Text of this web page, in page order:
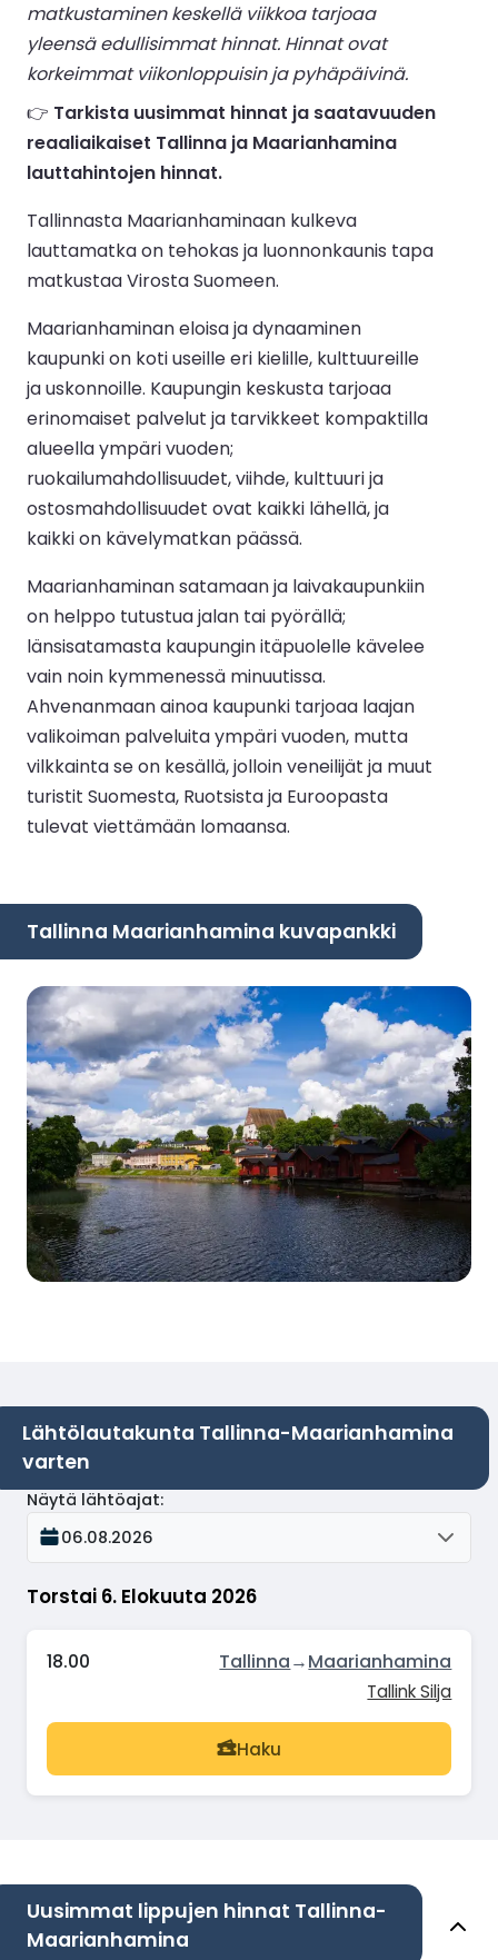
matkustaminen keskellä viikkoa tarjoaa
yleensä edullisimmat hinnat. Hinnat ovat
korkeimmat viikonloppuisin ja pyhäpäivinä.
👉 Tarkista uusimmat hinnat ja saatavuuden
reaaliaikaiset Tallinna ja Maarianhamina
lauttahintojen hinnat.
Tallinnasta Maarianhaminaan kulkeva
lauttamatka on tehokas ja luonnonkaunis tapa
matkustaa Virosta Suomeen.
Maarianhaminan eloisa ja dynaaminen
kaupunki on koti useille eri kielille, kulttuureille
ja uskonnoille. Kaupungin keskusta tarjoaa
erinomaiset palvelut ja tarvikkeet kompaktilla
alueella ympäri vuoden;
ruokailumahdollisuudet, viihde, kulttuuri ja
ostosmahdollisuudet ovat kaikki lähellä, ja
kaikki on kävelymatkan päässä.
Maarianhaminan satamaan ja laivakaupunkiin
on helppo tutustua jalan tai pyörällä;
länsisatamasta kaupungin itäpuolelle kävelee
vain noin kymmenessä minuutissa.
Ahvenanmaan ainoa kaupunki tarjoaa laajan
valikoiman palveluita ympäri vuoden, mutta
vilkkainta se on kesällä, jolloin veneilijät ja muut
turistit Suomesta, Ruotsista ja Euroopasta
tulevat viettämään lomaansa.
Tallinna Maarianhamina kuvapankki
Lähtölautakunta Tallinna-Maarianhamina
varten
Torstai 6. Elokuuta 2026
Näytä lähtöajat:
06.08.2026
18.00 Tallinna→Maarianhamina
Tallink Silja
Haku
Uusimmat lippujen hinnat Tallinna-
Maarianhamina